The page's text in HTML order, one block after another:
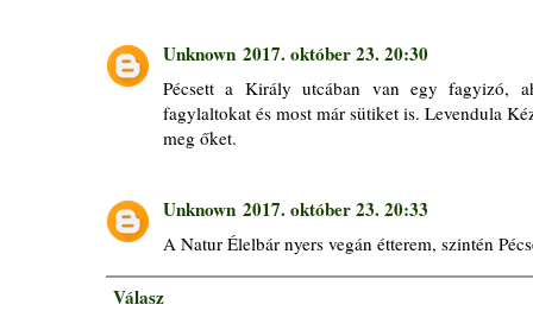
Unknown 2017. október 23. 20:30
Pécsett a Király utcában van egy fagyizó,
fagylaltokat és most már sütiket is. Levendula
meg őket.
Unknown 2017. október 23. 20:33
A Natur Élelbár nyers vegán étterem, szintén
Válasz